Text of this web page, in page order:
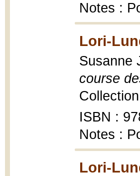
Notes :
Lori-
Susanne
course
ISBN :
Notes :
Lori-